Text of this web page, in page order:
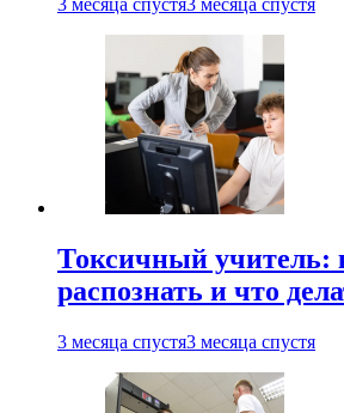
Токсичный учитель:
распознать и что
3 месяца спустя3 месяца спустя